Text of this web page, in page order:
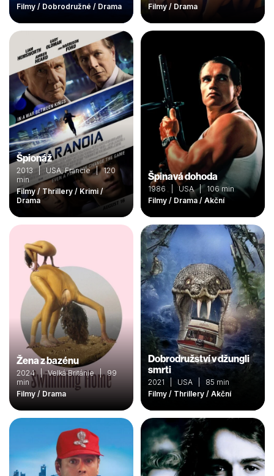
Filmy / Dobrodružné / Drama
Filmy / Drama
Špionáž
2013 | USA, Francie | 120
min
Filmy / Thrillery / Krimi /
Drama
Špinavá dohoda
1986 | USA | 106 min
Filmy / Drama / Akční
Žena z bazénu
2024 | Velká Británie | 99
min
Filmy / Drama
Dobrodružství v džungli
smrti
2021 | USA | 85 min
Filmy / Thrillery / Akční